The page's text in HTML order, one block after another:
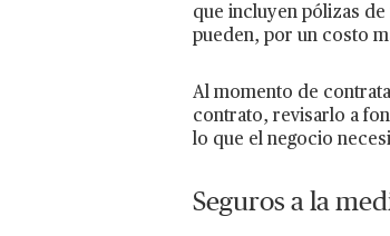
que incluyen pólizas
pueden, por un costo
Al momento de
contrato, revisarlo a
lo que el negocio
Seguros a la